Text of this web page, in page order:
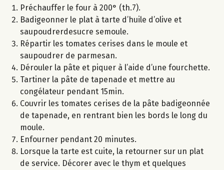
Préchauffer le four à 200° (th.7).
Badigeonner le plat à tarte d’huile d’olive et
saupoudrerdesucre semoule.
Répartir les tomates cerises dans le moule et
saupoudrer de parmesan.
Dérouler la pâte et piquer à l’aide d’une fourchette.
Tartiner la pâte de tapenade et mettre au
congélateur pendant 15min.
Couvrir les tomates cerises de la pâte badigeonnée
de tapenade, en rentrant bien les bords le long du
moule.
Enfourner pendant 20 minutes.
Lorsque la tarte est cuite, la retourner sur un plat
de service. Décorer avec le thym et quelques